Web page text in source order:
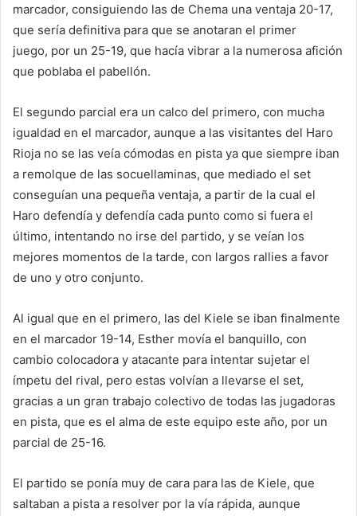
marcador, consiguiendo las de Chema una ventaja 20-17,
que sería definitiva para que se anotaran el primer
juego, por un 25-19, que hacía vibrar a la numerosa afición
que poblaba el pabellón.
El segundo parcial era un calco del primero, con mucha
igualdad en el marcador, aunque a las visitantes del Haro
Rioja no se las veía cómodas en pista ya que siempre iban
a remolque de las socuellaminas, que mediado el set
conseguían una pequeña ventaja, a partir de la cual el
Haro defendía y defendía cada punto como si fuera el
último, intentando no irse del partido, y se veían los
mejores momentos de la tarde, con largos rallies a favor
de uno y otro conjunto.
Al igual que en el primero, las del Kiele se iban finalmente
en el marcador 19-14, Esther movía el banquillo, con
cambio colocadora y atacante para intentar sujetar el
ímpetu del rival, pero estas volvían a llevarse el set,
gracias a un gran trabajo colectivo de todas las jugadoras
en pista, que es el alma de este equipo este año, por un
parcial de 25-16.
El partido se ponía muy de cara para las de Kiele, que
saltaban a pista a resolver por la vía rápida, aunque